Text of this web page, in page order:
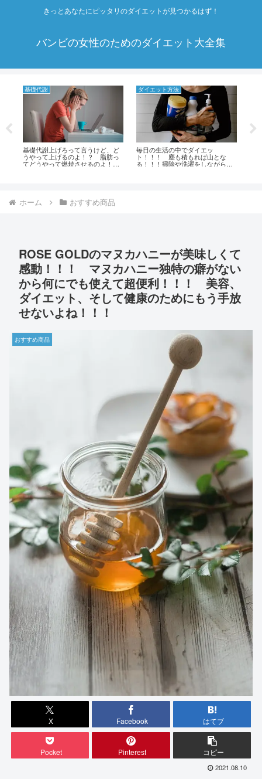
きっとあなたにピッタリのダイエットが見つかるはず！
バンビの女性のためのダイエット大全集
基礎代謝
基礎代謝上げろって言うけど、ど
うやって上げるのよ！？ 脂肪っ
てどうやって燃焼させるのよ！？
ダイエット方法
毎日の生活の中でダイエッ
ト！！！ 塵も積もれば山とな
る！！！掃除や洗濯をしながら痩
ホーム おすすめ商品
ROSE GOLDのマヌカハニーが美味しくて
感動！！！ マヌカハニー独特の癖がない
から何にでも使えて超便利！！！ 美容、
ダイエット、そして健康のためにもう手放
せないよね！！！
おすすめ商品
X Facebook はてブ
Pocket Pinterest コピー
2021.08.10